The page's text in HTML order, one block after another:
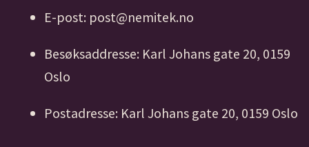
E-post: post@nemitek.no
Besøksaddresse: Karl Johans gate 20, 0159
Oslo
Postadresse: Karl Johans gate 20, 0159 Oslo